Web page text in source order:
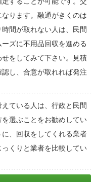
ります。融通がきくのは
間が取れない人は、民間
ズに不用品回収を進める
をしてみて下さい。見積
し、合意が取れれば発注
ている人は、行政と民間
選ぶことをお勧めしてい
、回収をしてくれる業者
くりと業者を比較してい